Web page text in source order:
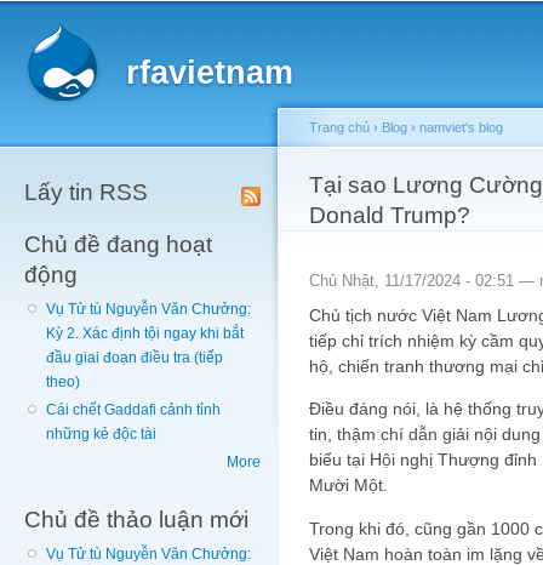
rfavietnam
Lấy tin RSS
Chủ đề đang hoạt
động
Vụ Tử tù Nguyễn Văn Chưởng:
Kỳ 2. Xác định tội ngay khi bắt
đầu giai đoạn điều tra (tiếp
theo)
Cái chết Gaddafi cảnh tỉnh
những kẻ độc tài
More
Chủ đề thảo luận mới
Vụ Tử tù Nguyễn Văn Chưởng:
You are here
Trang chủ › Blog › namviet's blog
Tại sao Lương
Donald Trump?
Chủ Nhật, 11/17/2024 - 02:51 —
Chủ tịch nước Việt Nam
tiếp chỉ trích nhiệm kỳ cầm
hộ, chiến tranh thương mại
Điều đáng nói, là hệ thống
tin, thậm chí dẫn giải nội
biểu tại Hội nghị Thượng
Mười Một.
Trong khi đó, cũng gần 1000
Việt Nam hoàn toàn im lặng